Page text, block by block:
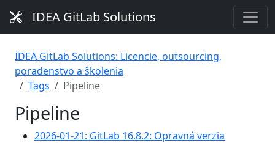
IDEA GitLab Solutions
IDEA GitLab Solutions: Licencie, outsourcing,
poradenstvo a školenia
Tags
Pipeline
Pipeline
2026-01-21: GitLab 16.8.2: Opravná verzia